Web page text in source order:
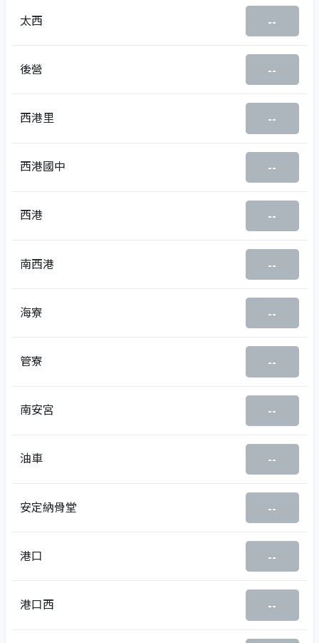
太西 --
後營 --
西港里 --
西港國中 --
西港 --
南西港 --
海寮 --
管寮 --
南安宮 --
油車 --
安定納骨堂 --
港口 --
港口西 --